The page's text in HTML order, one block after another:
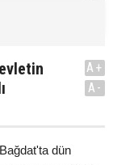
A+
A-
dün